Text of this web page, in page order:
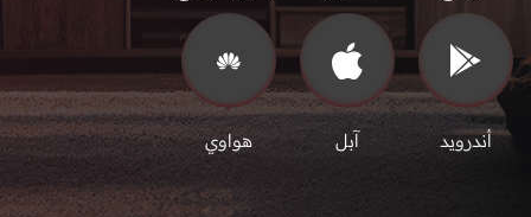
أندرويد آبل هواوي